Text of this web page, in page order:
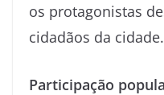
os protagonistas
cidadãos da cidade.
Participação